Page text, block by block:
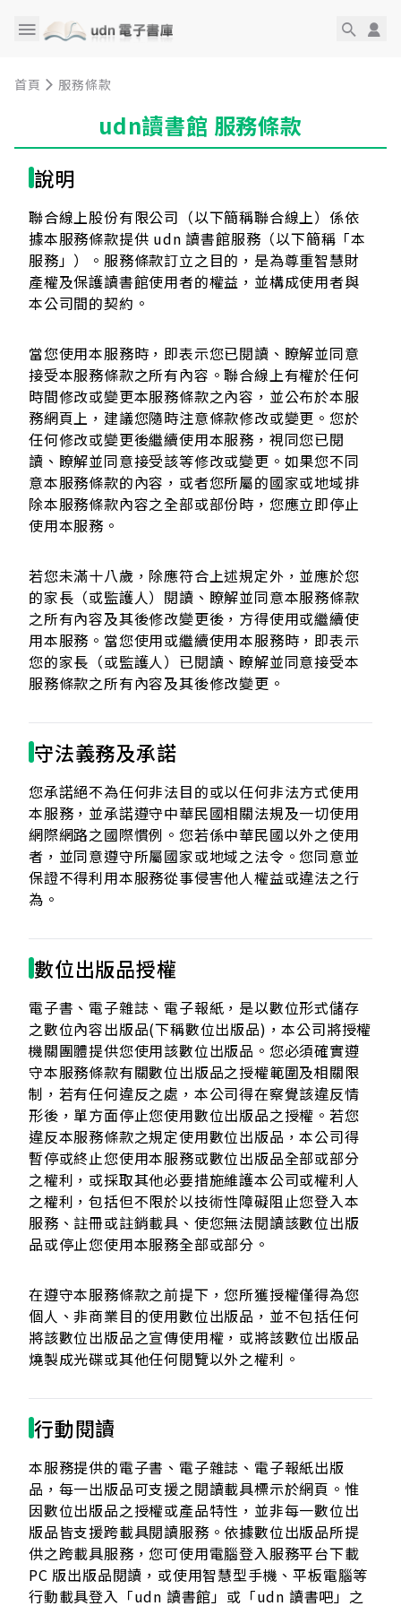
首頁 服務條款
udn讀書館 服務條款
說明
聯合線上股份有限公司（以下簡稱聯合線上）係依
據本服務條款提供 udn 讀書館服務（以下簡稱「本
服務」）。服務條款訂立之目的，是為尊重智慧財
產權及保護讀書館使用者的權益，並構成使用者與
本公司間的契約。
當您使用本服務時，即表示您已閱讀、瞭解並同意
接受本服務條款之所有內容。聯合線上有權於任何
時間修改或變更本服務條款之內容，並公布於本服
務網頁上，建議您隨時注意條款修改或變更。您於
任何修改或變更後繼續使用本服務，視同您已閱
讀、瞭解並同意接受該等修改或變更。如果您不同
意本服務條款的內容，或者您所屬的國家或地域排
除本服務條款內容之全部或部份時，您應立即停止
使用本服務。
若您未滿十八歲，除應符合上述規定外，並應於您
的家長（或監護人）閱讀、瞭解並同意本服務條款
之所有內容及其後修改變更後，方得使用或繼續使
用本服務。當您使用或繼續使用本服務時，即表示
您的家長（或監護人）已閱讀、瞭解並同意接受本
服務條款之所有內容及其後修改變更。
守法義務及承諾
您承諾絕不為任何非法目的或以任何非法方式使用
本服務，並承諾遵守中華民國相關法規及一切使用
網際網路之國際慣例。您若係中華民國以外之使用
者，並同意遵守所屬國家或地域之法令。您同意並
保證不得利用本服務從事侵害他人權益或違法之行
為。
數位出版品授權
電子書、電子雜誌、電子報紙，是以數位形式儲存
之數位內容出版品(下稱數位出版品)，本公司將授權
機關團體提供您使用該數位出版品。您必須確實遵
守本服務條款有關數位出版品之授權範圍及相關限
制，若有任何違反之處，本公司得在察覺該違反情
形後，單方面停止您使用數位出版品之授權。若您
違反本服務條款之規定使用數位出版品，本公司得
暫停或終止您使用本服務或數位出版品全部或部分
之權利，或採取其他必要措施維護本公司或權利人
之權利，包括但不限於以技術性障礙阻止您登入本
服務、註冊或註銷載具、使您無法閱讀該數位出版
品或停止您使用本服務全部或部分。
在遵守本服務條款之前提下，您所獲授權僅得為您
個人、非商業目的使用數位出版品，並不包括任何
將該數位出版品之宣傳使用權，或將該數位出版品
燒製成光碟或其他任何閱覽以外之權利。
行動閱讀
本服務提供的電子書、電子雜誌、電子報紙出版
品，每一出版品可支援之閱讀載具標示於網頁。惟
因數位出版品之授權或產品特性，並非每一數位出
版品皆支援跨載具閱讀服務。依據數位出版品所提
供之跨載具服務，您可使用電腦登入服務平台下載
PC 版出版品閱讀，或使用智慧型手機、平板電腦等
行動載具登入「udn 讀書館」或「udn 讀書吧」之